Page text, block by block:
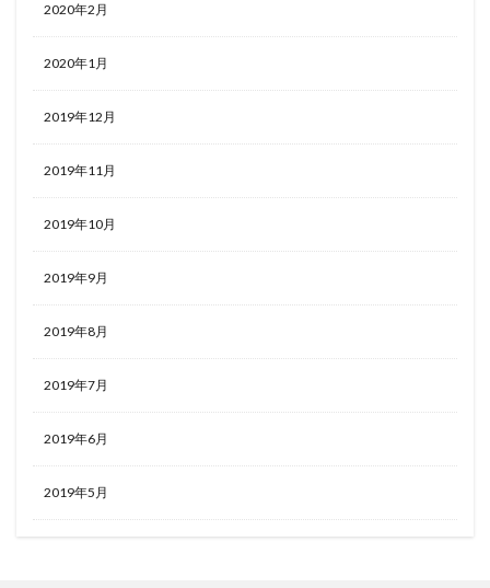
2020年2月
2020年1月
2019年12月
2019年11月
2019年10月
2019年9月
2019年8月
2019年7月
2019年6月
2019年5月